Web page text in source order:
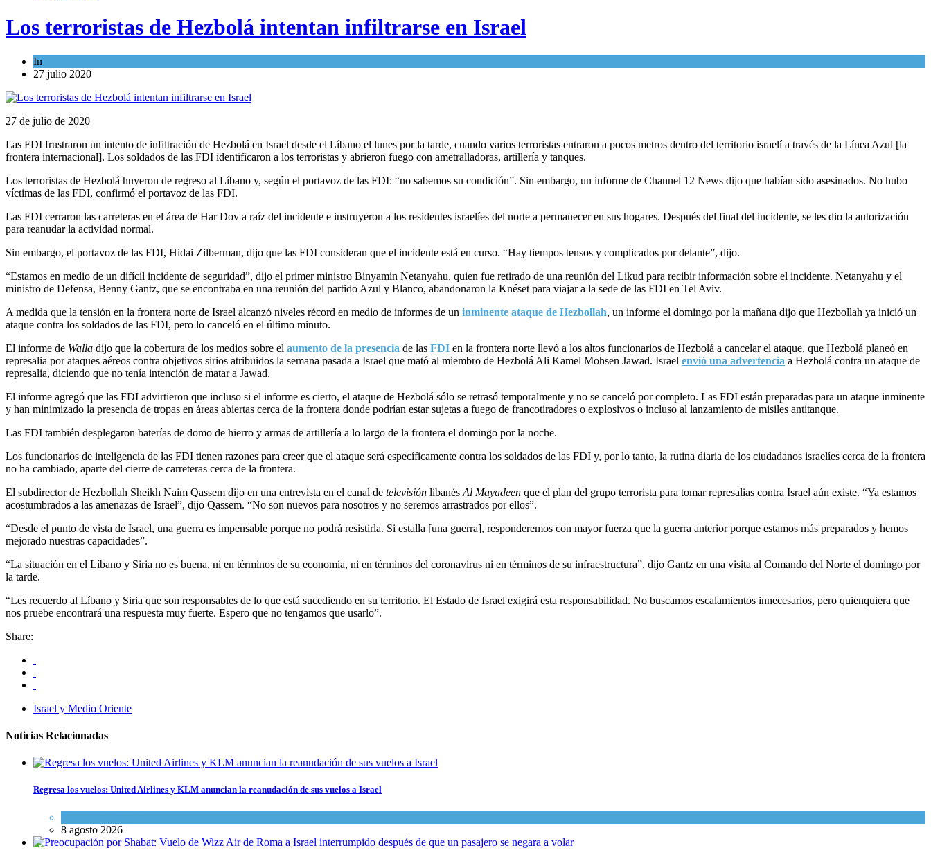
Los terroristas de Hezbolá intentan infiltrarse en Israel
In
27 julio 2020
27 de julio de 2020
Las FDI frustraron un intento de infiltración de Hezbolá en Israel desde el Líbano el lunes por la tarde, cuando varios terroristas entraron a pocos metros dentro del territorio israelí a través de la Línea Azul [la
frontera internacional]. Los soldados de las FDI identificaron a los terroristas y abrieron fuego con ametralladoras, artillería y tanques.
Los terroristas de Hezbolá huyeron de regreso al Líbano y, según el portavoz de las FDI: “no sabemos su condición”. Sin embargo, un informe de Channel 12 News dijo que habían sido asesinados. No hubo
víctimas de las FDI, confirmó el portavoz de las FDI.
Las FDI cerraron las carreteras en el área de Har Dov a raíz del incidente e instruyeron a los residentes israelíes del norte a permanecer en sus hogares. Después del final del incidente, se les dio la autorización
para reanudar la actividad normal.
Sin embargo, el portavoz de las FDI, Hidai Zilberman, dijo que las FDI consideran que el incidente está en curso. “Hay tiempos tensos y complicados por delante”, dijo.
“Estamos en medio de un difícil incidente de seguridad”, dijo el primer ministro Binyamin Netanyahu, quien fue retirado de una reunión del Likud para recibir información sobre el incidente. Netanyahu y el
ministro de Defensa, Benny Gantz, que se encontraba en una reunión del partido Azul y Blanco, abandonaron la Knéset para viajar a la sede de las FDI en Tel Aviv.
A medida que la tensión en la frontera norte de Israel alcanzó niveles récord en medio de informes de un inminente ataque de Hezbollah, un informe el domingo por la mañana dijo que Hezbollah ya inició un
ataque contra los soldados de las FDI, pero lo canceló en el último minuto.
El informe de Walla dijo que la cobertura de los medios sobre el aumento de la presencia de las FDI en la frontera norte llevó a los altos funcionarios de Hezbolá a cancelar el ataque, que Hezbolá planeó en
represalia por ataques aéreos contra objetivos sirios atribuidos la semana pasada a Israel que mató al miembro de Hezbolá Ali Kamel Mohsen Jawad. Israel envió una advertencia a Hezbolá contra un ataque de
represalia, diciendo que no tenía intención de matar a Jawad.
El informe agregó que las FDI advirtieron que incluso si el informe es cierto, el ataque de Hezbolá sólo se retrasó temporalmente y no se canceló por completo. Las FDI están preparadas para un ataque inminente
y han minimizado la presencia de tropas en áreas abiertas cerca de la frontera donde podrían estar sujetas a fuego de francotiradores o explosivos o incluso al lanzamiento de misiles antitanque.
Las FDI también desplegaron baterías de domo de hierro y armas de artillería a lo largo de la frontera el domingo por la noche.
Los funcionarios de inteligencia de las FDI tienen razones para creer que el ataque será específicamente contra los soldados de las FDI y, por lo tanto, la rutina diaria de los ciudadanos israelíes cerca de la frontera
no ha cambiado, aparte del cierre de carreteras cerca de la frontera.
El subdirector de Hezbollah Sheikh Naim Qassem dijo en una entrevista en el canal de televisión libanés Al Mayadeen que el plan del grupo terrorista para tomar represalias contra Israel aún existe. “Ya estamos
acostumbrados a las amenazas de Israel”, dijo Qassem. “No son nuevos para nosotros y no seremos arrastrados por ellos”.
“Desde el punto de vista de Israel, una guerra es impensable porque no podrá resistirla. Si estalla [una guerra], responderemos con mayor fuerza que la guerra anterior porque estamos más preparados y hemos
mejorado nuestras capacidades”.
“La situación en el Líbano y Siria no es buena, ni en términos de su economía, ni en términos del coronavirus ni en términos de su infraestructura”, dijo Gantz en una visita al Comando del Norte el domingo por
la tarde.
“Les recuerdo al Líbano y Siria que son responsables de lo que está sucediendo en su territorio. El Estado de Israel exigirá esta responsabilidad. No buscamos escalamientos innecesarios, pero quienquiera que
nos pruebe encontrará una respuesta muy fuerte. Espero que no tengamos que usarlo”.
Share:
Israel y Medio Oriente
Noticias Relacionadas
Regresa los vuelos: United Airlines y KLM anuncian la reanudación de sus vuelos a Israel
8 agosto 2026